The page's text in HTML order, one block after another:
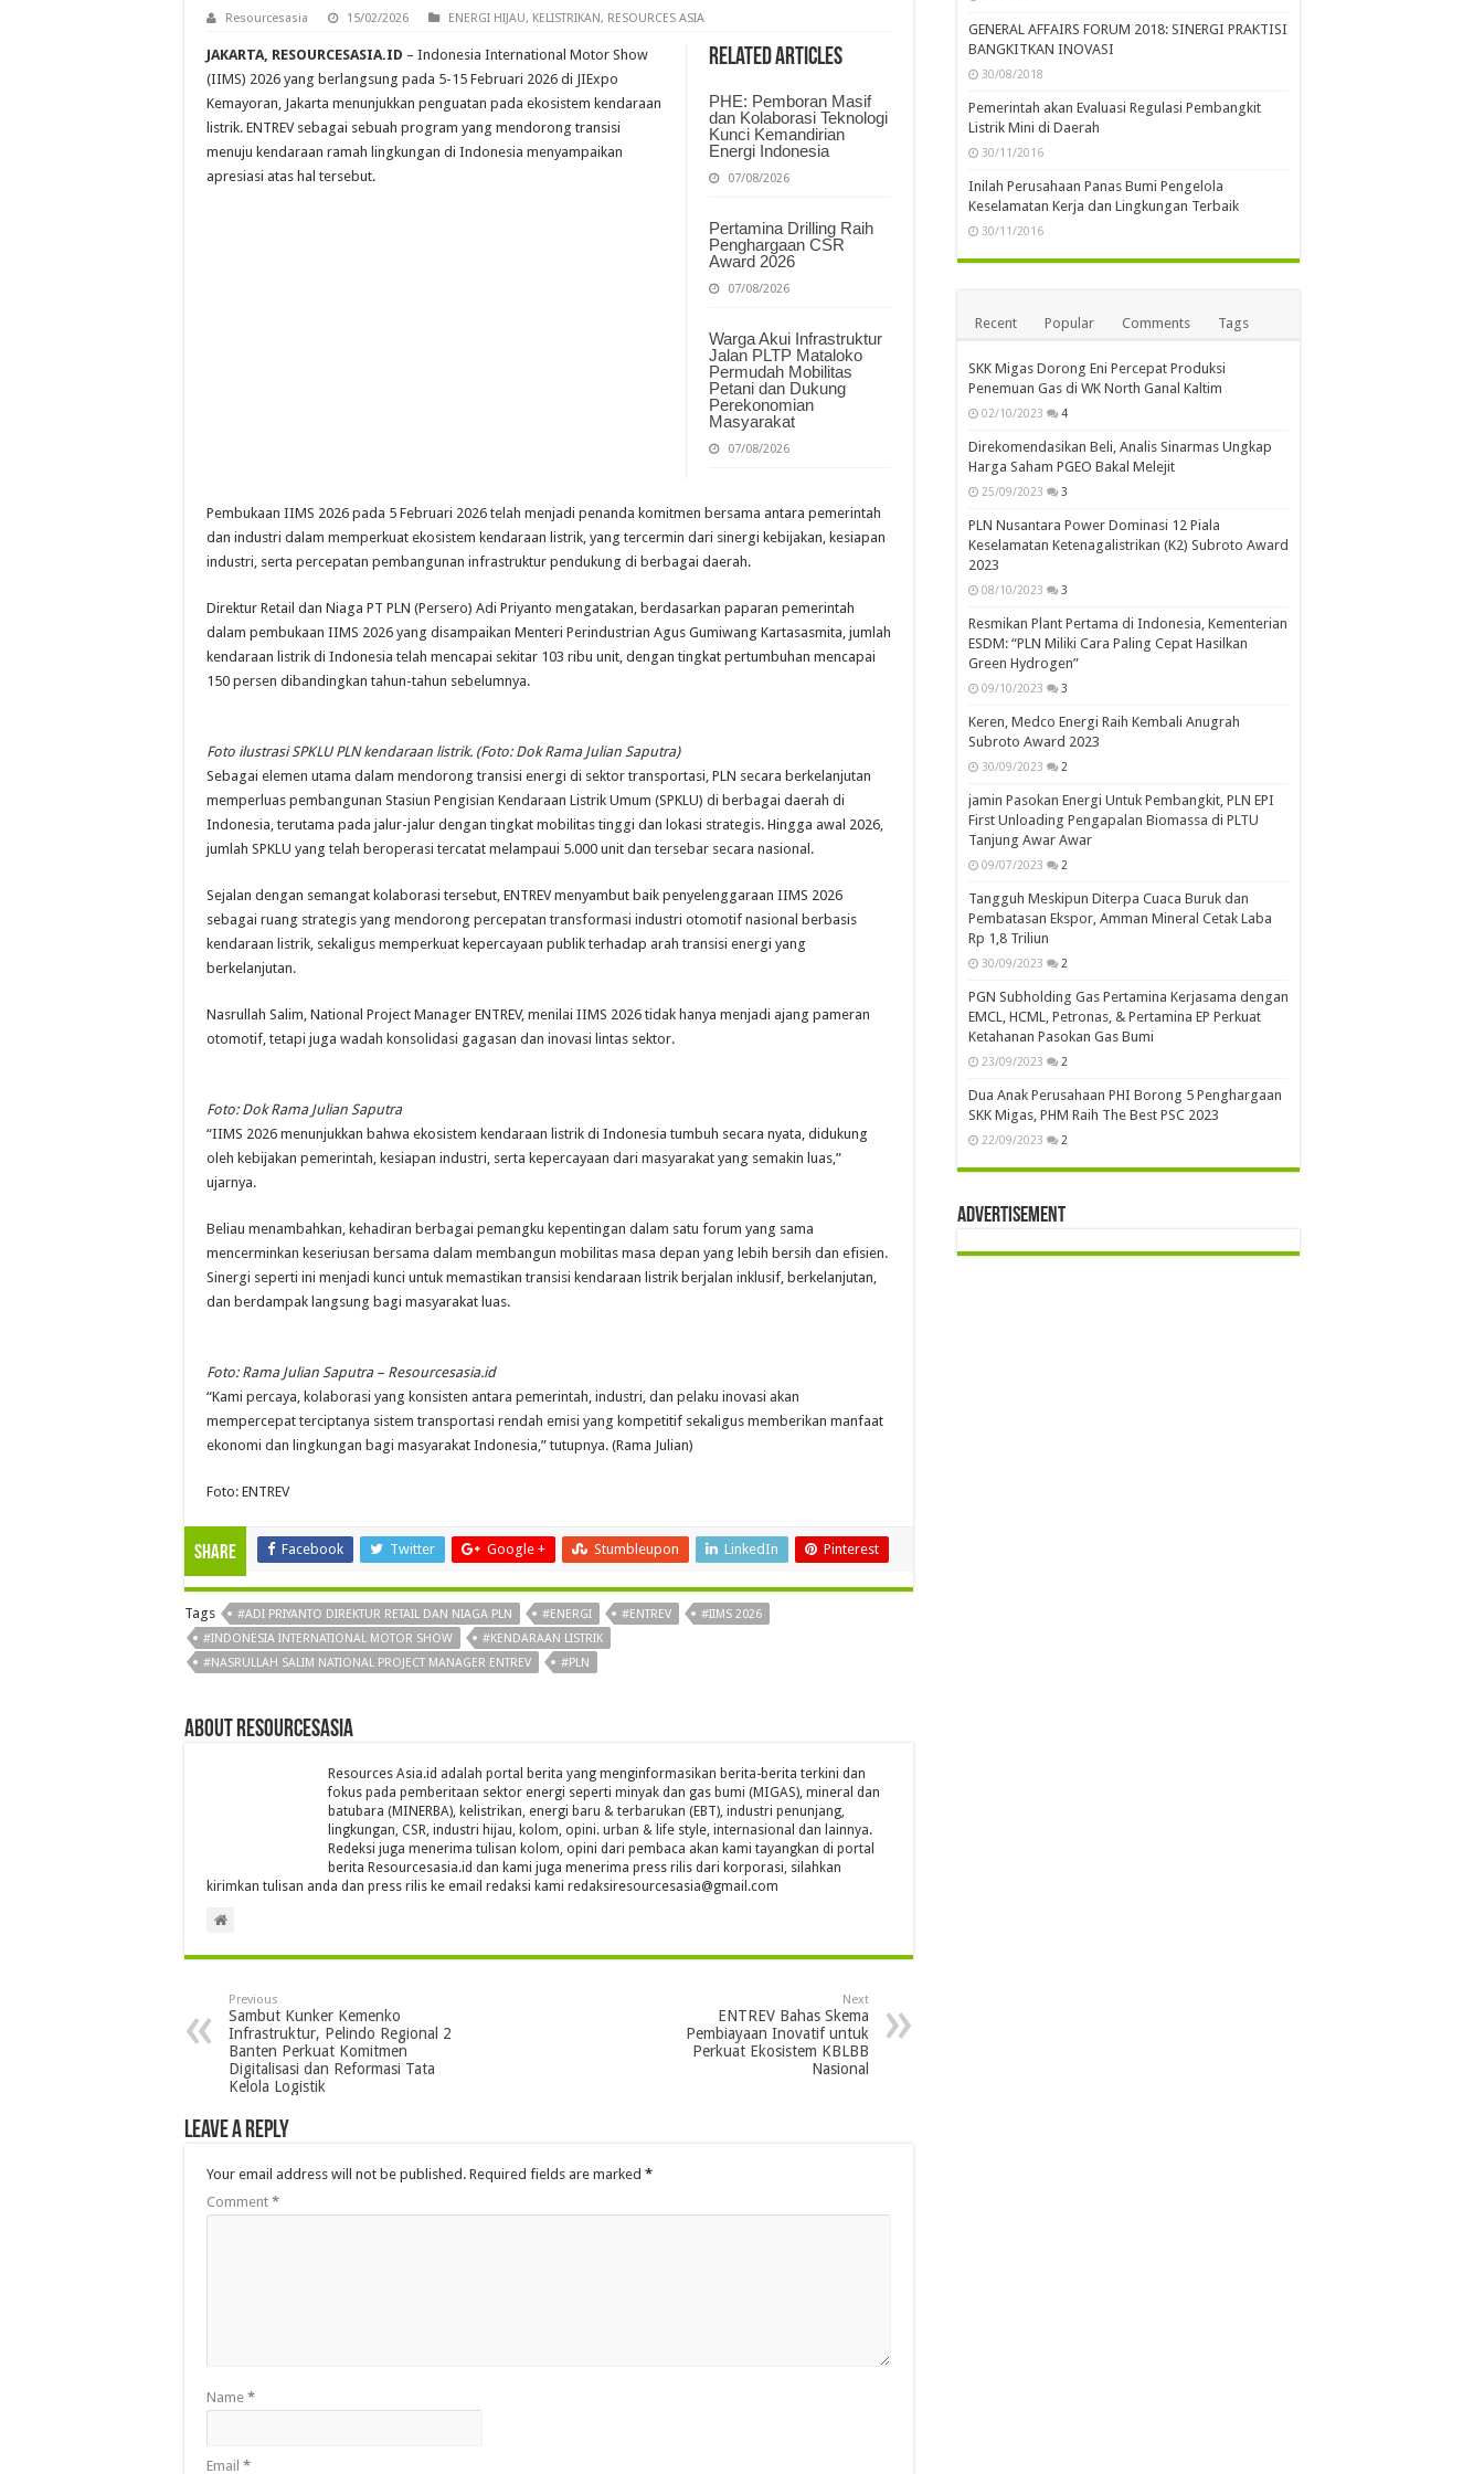
Terminal LPG Tanjung Sekong PET Jadi Terminal LPG Pertama di Dunia Bersertifikat Green Terminal
Resourcesasia 15/02/2026 ENERGI HIJAU, KELISTRIKAN, RESOURCES ASIA
Related Articles
PHE: Pemboran Masif
dan Kolaborasi Teknologi
Kunci Kemandirian
Energi Indonesia
07/08/2026
Pertamina Drilling Raih
Penghargaan CSR
Award 2026
07/08/2026
Warga Akui Infrastruktur
Jalan PLTP Mataloko
Permudah Mobilitas
Petani dan Dukung
Perekonomian
Masyarakat
07/08/2026
JAKARTA, RESOURCESASIA.ID – Indonesia International Motor Show
(IIMS) 2026 yang berlangsung pada 5-15 Februari 2026 di JIExpo
Kemayoran, Jakarta menunjukkan penguatan pada ekosistem kendaraan
listrik. ENTREV sebagai sebuah program yang mendorong transisi
menuju kendaraan ramah lingkungan di Indonesia menyampaikan
apresiasi atas hal tersebut.
Pembukaan IIMS 2026 pada 5 Februari 2026 telah menjadi penanda komitmen bersama antara pemerintah
dan industri dalam memperkuat ekosistem kendaraan listrik, yang tercermin dari sinergi kebijakan, kesiapan
industri, serta percepatan pembangunan infrastruktur pendukung di berbagai daerah.
Direktur Retail dan Niaga PT PLN (Persero) Adi Priyanto mengatakan, berdasarkan paparan pemerintah
dalam pembukaan IIMS 2026 yang disampaikan Menteri Perindustrian Agus Gumiwang Kartasasmita, jumlah
kendaraan listrik di Indonesia telah mencapai sekitar 103 ribu unit, dengan tingkat pertumbuhan mencapai
150 persen dibandingkan tahun-tahun sebelumnya.
Foto ilustrasi SPKLU PLN kendaraan listrik. (Foto: Dok Rama Julian Saputra)
Sebagai elemen utama dalam mendorong transisi energi di sektor transportasi, PLN secara berkelanjutan
memperluas pembangunan Stasiun Pengisian Kendaraan Listrik Umum (SPKLU) di berbagai daerah di
Indonesia, terutama pada jalur-jalur dengan tingkat mobilitas tinggi dan lokasi strategis. Hingga awal 2026,
jumlah SPKLU yang telah beroperasi tercatat melampaui 5.000 unit dan tersebar secara nasional.
Sejalan dengan semangat kolaborasi tersebut, ENTREV menyambut baik penyelenggaraan IIMS 2026
sebagai ruang strategis yang mendorong percepatan transformasi industri otomotif nasional berbasis
kendaraan listrik, sekaligus memperkuat kepercayaan publik terhadap arah transisi energi yang
berkelanjutan.
Nasrullah Salim, National Project Manager ENTREV, menilai IIMS 2026 tidak hanya menjadi ajang pameran
otomotif, tetapi juga wadah konsolidasi gagasan dan inovasi lintas sektor.
Foto: Dok Rama Julian Saputra
“IIMS 2026 menunjukkan bahwa ekosistem kendaraan listrik di Indonesia tumbuh secara nyata, didukung
oleh kebijakan pemerintah, kesiapan industri, serta kepercayaan dari masyarakat yang semakin luas,”
ujarnya.
Beliau menambahkan, kehadiran berbagai pemangku kepentingan dalam satu forum yang sama
mencerminkan keseriusan bersama dalam membangun mobilitas masa depan yang lebih bersih dan efisien.
Sinergi seperti ini menjadi kunci untuk memastikan transisi kendaraan listrik berjalan inklusif, berkelanjutan,
dan berdampak langsung bagi masyarakat luas.
Foto: Rama Julian Saputra – Resourcesasia.id
“Kami percaya, kolaborasi yang konsisten antara pemerintah, industri, dan pelaku inovasi akan
mempercepat terciptanya sistem transportasi rendah emisi yang kompetitif sekaligus memberikan manfaat
ekonomi dan lingkungan bagi masyarakat Indonesia,” tutupnya. (Rama Julian)
Foto: ENTREV
Share Facebook Twitter Google + Stumbleupon LinkedIn Pinterest
Tags #ADI PRIYANTO DIREKTUR RETAIL DAN NIAGA PLN #ENERGI #ENTREV
#IIMS 2026
#INDONESIA INTERNATIONAL MOTOR SHOW
#KENDARAAN LISTRIK
#NASRULLAH SALIM NATIONAL PROJECT MANAGER ENTREV
#PLN
About Resourcesasia
Resources Asia.id adalah portal berita yang menginformasikan berita-berita terkini dan
fokus pada pemberitaan sektor energi seperti minyak dan gas bumi (MIGAS), mineral dan
batubara (MINERBA), kelistrikan, energi baru & terbarukan (EBT), industri penunjang,
lingkungan, CSR, industri hijau, kolom, opini. urban & life style, internasional dan lainnya.
Redeksi juga menerima tulisan kolom, opini dari pembaca akan kami tayangkan di portal
berita Resourcesasia.id dan kami juga menerima press rilis dari korporasi, silahkan
kirimkan tulisan anda dan press rilis ke email redaksi kami redaksiresourcesasia@gmail.com
Previous
Sambut Kunker Kemenko
Infrastruktur, Pelindo Regional 2
Banten Perkuat Komitmen
Digitalisasi dan Reformasi Tata
Kelola Logistik
Next
ENTREV Bahas Skema
Pembiayaan Inovatif untuk
Perkuat Ekosistem KBLBB
Nasional
Leave a Reply
Your email address will not be published. Required fields are marked *
Comment *
Name *
Email *
GENERAL AFFAIRS FORUM 2018: SINERGI PRAKTISI
BANGKITKAN INOVASI
30/08/2018
Pemerintah akan Evaluasi Regulasi Pembangkit
Listrik Mini di Daerah
30/11/2016
Inilah Perusahaan Panas Bumi Pengelola
Keselamatan Kerja dan Lingkungan Terbaik
30/11/2016
Recent Popular Comments Tags
SKK Migas Dorong Eni Percepat Produksi
Penemuan Gas di WK North Ganal Kaltim
02/10/2023 4
Direkomendasikan Beli, Analis Sinarmas Ungkap
Harga Saham PGEO Bakal Melejit
25/09/2023 3
PLN Nusantara Power Dominasi 12 Piala
Keselamatan Ketenagalistrikan (K2) Subroto Award
2023
08/10/2023 3
Resmikan Plant Pertama di Indonesia, Kementerian
ESDM: “PLN Miliki Cara Paling Cepat Hasilkan
Green Hydrogen”
09/10/2023 3
Keren, Medco Energi Raih Kembali Anugrah
Subroto Award 2023
30/09/2023 2
jamin Pasokan Energi Untuk Pembangkit, PLN EPI
First Unloading Pengapalan Biomassa di PLTU
Tanjung Awar Awar
09/07/2023 2
Tangguh Meskipun Diterpa Cuaca Buruk dan
Pembatasan Ekspor, Amman Mineral Cetak Laba
Rp 1,8 Triliun
30/09/2023 2
PGN Subholding Gas Pertamina Kerjasama dengan
EMCL, HCML, Petronas, & Pertamina EP Perkuat
Ketahanan Pasokan Gas Bumi
23/09/2023 2
Dua Anak Perusahaan PHI Borong 5 Penghargaan
SKK Migas, PHM Raih The Best PSC 2023
22/09/2023 2
Advertisement